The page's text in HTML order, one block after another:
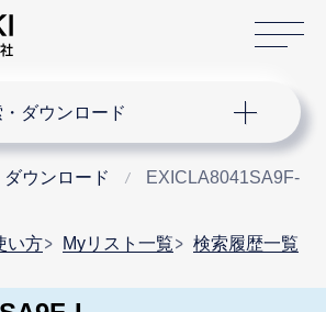
ダウンロード
ウンロード EXICLA8041SA9F-L
い方 Myリスト一覧 検索履歴一覧